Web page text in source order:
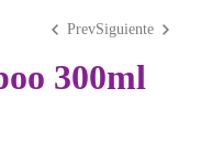
PrevSiguiente
300ml